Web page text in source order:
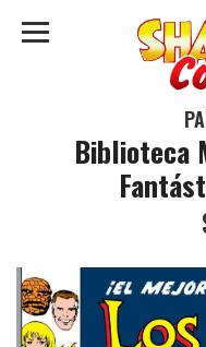
Biblioteca